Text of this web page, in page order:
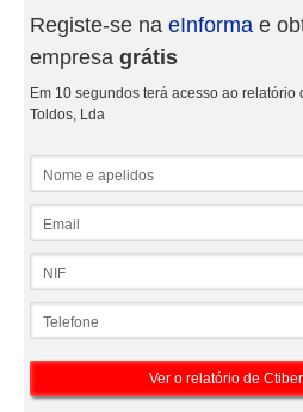
Registe-se na eInforma e
empresa grátis
Em 10 segundos terá acesso ao relatório
Toldos, Lda